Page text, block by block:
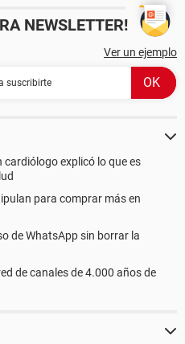
NEWSLETTER!
Ver un ejemplo
cardiólogo explicó lo que es
para comprar más en
de WhatsApp sin borrar la
de canales de 4.000 años de